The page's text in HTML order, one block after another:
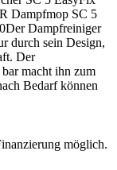
Dampfmop SC 5
Dampfreiniger
durch sein Design,
Der
macht ihn zum
Bedarf können
möglich.